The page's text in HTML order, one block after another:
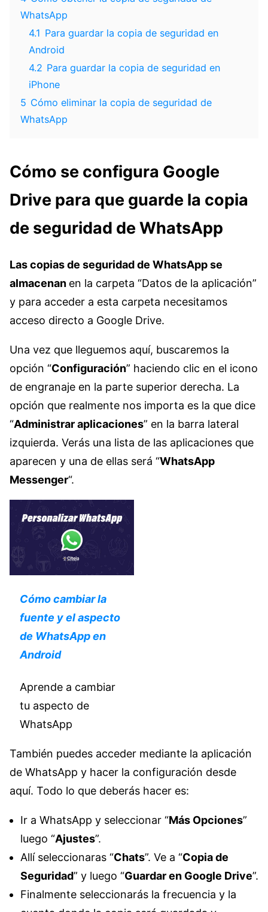
WhatsApp
4.1 Para guardar la copia de seguridad en
Android
4.2 Para guardar la copia de seguridad en
iPhone
5 Cómo eliminar la copia de seguridad de
WhatsApp
Cómo se configura Google
Drive para que guarde la copia
de seguridad de WhatsApp
Las copias de seguridad de WhatsApp se
almacenan en la carpeta “Datos de la aplicación”
y para acceder a esta carpeta necesitamos
acceso directo a Google Drive.
Una vez que lleguemos aquí, buscaremos la
opción “Configuración” haciendo clic en el icono
de engranaje en la parte superior derecha. La
opción que realmente nos importa es la que dice
“Administrar aplicaciones” en la barra lateral
izquierda. Verás una lista de las aplicaciones que
aparecen y una de ellas será “WhatsApp
Messenger“.
Cómo cambiar la
fuente y el aspecto
de WhatsApp en
Android
Aprende a cambiar
tu aspecto de
WhatsApp
También puedes acceder mediante la aplicación
de WhatsApp y hacer la configuración desde
aquí. Todo lo que deberás hacer es:
Ir a WhatsApp y seleccionar “Más Opciones”
luego “Ajustes”.
Allí seleccionaras “Chats”. Ve a “Copia de
Seguridad” y luego “Guardar en Google Drive”.
Finalmente seleccionarás la frecuencia y la